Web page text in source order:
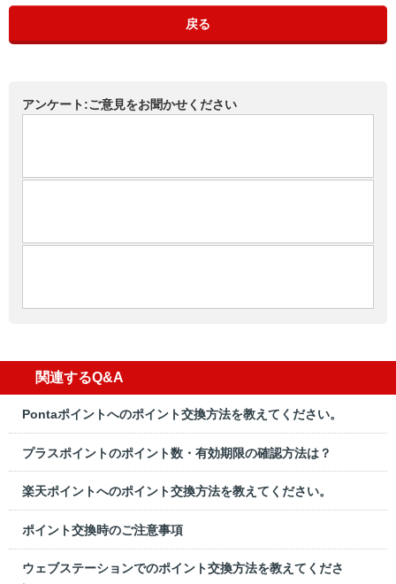
戻る
アンケート:ご意見をお聞かせください
関連するQ&A
Pontaポイントへのポイント交換方法を教えてください。
プラスポイントのポイント数・有効期限の確認方法は？
楽天ポイントへのポイント交換方法を教えてください。
ポイント交換時のご注意事項
ウェブステーションでのポイント交換方法を教えてくださ